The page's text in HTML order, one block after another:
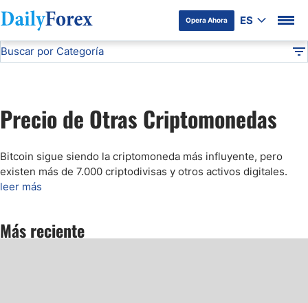
Opera Ahora ES
Divulgación del Anunciante
Buscar por Categoría
Análisis de Mercados Bursátiles
Análisis y Pronóstico del Café Hoy
Precio de Otras Criptomonedas
Bitcoin sigue siendo la criptomoneda más influyente, pero
existen más de 7.000 criptodivisas y otros activos digitales.
leer más
Más reciente